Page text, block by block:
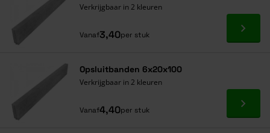
Verkrijgbaar in 2 kleuren
Vanaf3,40per stuk Ga
Opsluitbanden 6x20x100
Verkrijgbaar in 2 kleuren
Vanaf4,40per stuk Ga